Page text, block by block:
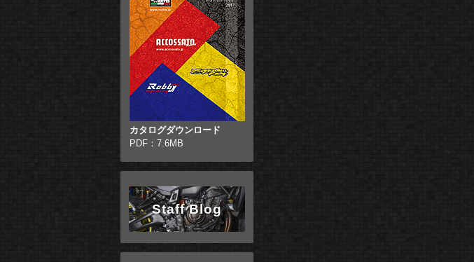
カタログダウンロード
PDF：7.6MB
Staff Blog